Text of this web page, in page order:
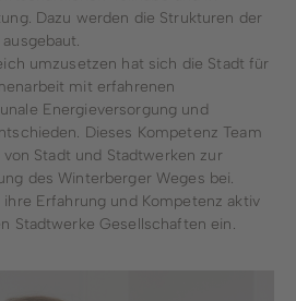
Dazu werden die Strukturen der
umzusetzen hat sich die Stadt für
mit erfahrenen
Energieversorgung und
Dieses Kompetenz Team
Stadt und Stadtwerken zur
des Winterberger Weges bei.
Erfahrung und Kompetenz aktiv
Stadtwerke Gesellschaften ein.